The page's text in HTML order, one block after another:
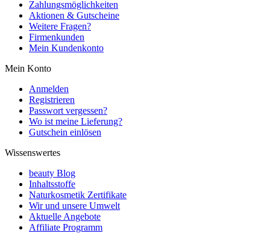
Zahlungsmöglichkeiten
Aktionen & Gutscheine
Weitere Fragen?
Firmenkunden
Mein Kundenkonto
Mein Konto
Anmelden
Registrieren
Passwort vergessen?
Wo ist meine Lieferung?
Gutschein einlösen
Wissenswertes
beauty Blog
Inhaltsstoffe
Naturkosmetik Zertifikate
Wir und unsere Umwelt
Aktuelle Angebote
Affiliate Programm